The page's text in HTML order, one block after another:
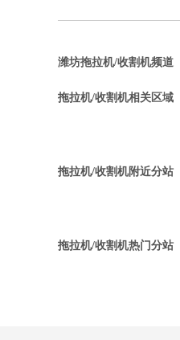
潍坊拖拉机/收割机频道
拖拉机/收割机相关区域
拖拉机/收割机附近分站
拖拉机/收割机热门分站